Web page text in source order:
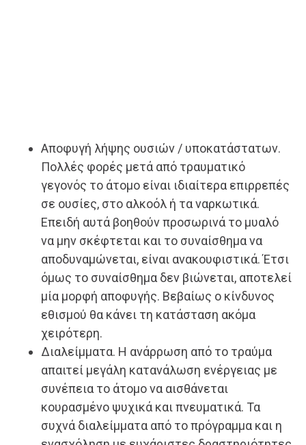
Αποφυγή λήψης ουσιών / υποκατάστατων.
Πολλές φορές μετά από τραυματικό
γεγονός το άτομο είναι ιδιαίτερα επιρρεπές
σε ουσίες, στο αλκοόλ ή τα ναρκωτικά.
Επειδή αυτά βοηθούν προσωρινά το μυαλό
να μην σκέφτεται και το συναίσθημα να
αποδυναμώνεται, είναι ανακουφιστικά. Έτσι
όμως το συναίσθημα δεν βιώνεται, αποτελεί
μία μορφή αποφυγής. Βεβαίως ο κίνδυνος
εθισμού θα κάνει τη κατάσταση ακόμα
χειρότερη.
Διαλείμματα. Η ανάρρωση από το τραύμα
απαιτεί μεγάλη κατανάλωση ενέργειας με
συνέπεια το άτομο να αισθάνεται
κουρασμένο ψυχικά και πνευματικά. Τα
συχνά διαλείμματα από το πρόγραμμα και η